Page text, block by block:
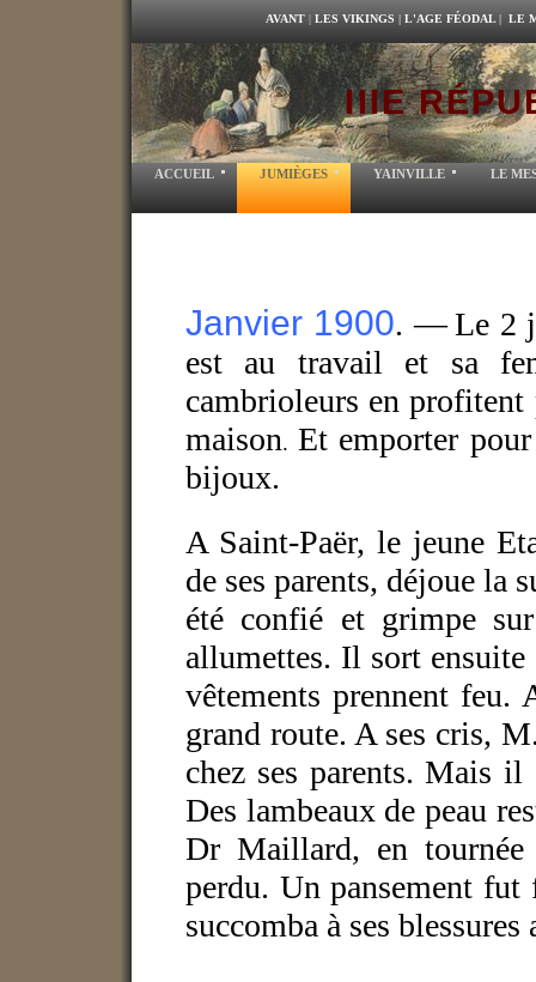
AVANT | LES VIKINGS | L'AGE FÉODAL| LE
IIIE
ACCUEIL JUMIÈGES YAINVILLE LE
Janvier 1900. — Le 2
est au travail et sa
cambrioleurs en
maison. Et emporter
bijoux.
A Saint-Paër, le jeune
de ses parents, déjoue la
été confié et grimpe
allumettes. Il sort
vêtements prennent
grand route. A ses cris,
chez ses parents. Mais
Des lambeaux de peau
Dr Maillard, en
perdu. Un pansement
succomba à ses